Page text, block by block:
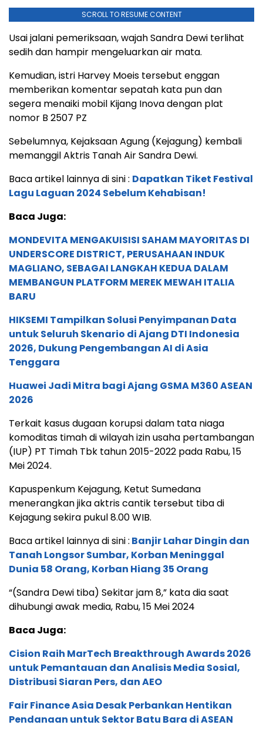
SCROLL TO RESUME CONTENT
Usai jalani pemeriksaan, wajah Sandra Dewi terlihat
sedih dan hampir mengeluarkan air mata.
Kemudian, istri Harvey Moeis tersebut enggan
memberikan komentar sepatah kata pun dan
segera menaiki mobil Kijang Inova dengan plat
nomor B 2507 PZ
Sebelumnya, Kejaksaan Agung (Kejagung) kembali
memanggil Aktris Tanah Air Sandra Dewi.
Baca artikel lainnya di sini : Dapatkan Tiket Festival
Lagu Laguan 2024 Sebelum Kehabisan!
Baca Juga:
MONDEVITA MENGAKUISISI SAHAM MAYORITAS DI
UNDERSCORE DISTRICT, PERUSAHAAN INDUK
MAGLIANO, SEBAGAI LANGKAH KEDUA DALAM
MEMBANGUN PLATFORM MEREK MEWAH ITALIA
BARU
HIKSEMI Tampilkan Solusi Penyimpanan Data
untuk Seluruh Skenario di Ajang DTI Indonesia
2026, Dukung Pengembangan AI di Asia
Tenggara
Huawei Jadi Mitra bagi Ajang GSMA M360 ASEAN
2026
Terkait kasus dugaan korupsi dalam tata niaga
komoditas timah di wilayah izin usaha pertambangan
(IUP) PT Timah Tbk tahun 2015-2022 pada Rabu, 15
Mei 2024.
Kapuspenkum Kejagung, Ketut Sumedana
menerangkan jika aktris cantik tersebut tiba di
Kejagung sekira pukul 8.00 WIB.
Baca artikel lainnya di sini : Banjir Lahar Dingin dan
Tanah Longsor Sumbar, Korban Meninggal
Dunia 58 Orang, Korban Hiang 35 Orang
“(Sandra Dewi tiba) Sekitar jam 8,” kata dia saat
dihubungi awak media, Rabu, 15 Mei 2024
Baca Juga:
Cision Raih MarTech Breakthrough Awards 2026
untuk Pemantauan dan Analisis Media Sosial,
Distribusi Siaran Pers, dan AEO
Fair Finance Asia Desak Perbankan Hentikan
Pendanaan untuk Sektor Batu Bara di ASEAN